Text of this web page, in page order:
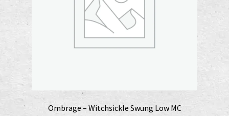
Ombrage – Witchsickle Swung Low MC